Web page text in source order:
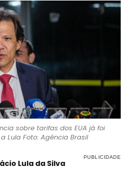
sobre tarifas dos EUA já foi
Lula Foto: Agência Brasil
Lula da Silva